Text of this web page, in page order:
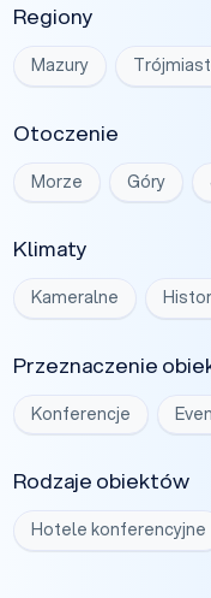
Regiony
Mazury
Otoczenie
Morze Góry
Klimaty
Kameralne
Przeznaczenie
Konferencje
Rodzaje obiektów
Hotele konferencyjne